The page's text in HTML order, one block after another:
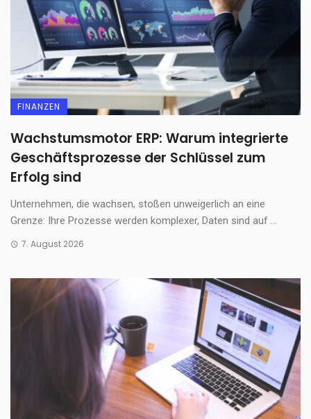
FINANZEN
Wachstumsmotor ERP: Warum integrierte
Geschäftsprozesse der Schlüssel zum
Erfolg sind
Unternehmen, die wachsen, stoßen unweigerlich an eine
Grenze: Ihre Prozesse werden komplexer, Daten sind auf ...
7. August 2026